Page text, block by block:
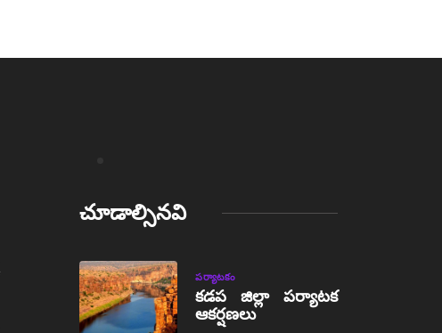
చూడాల్సినవి
పర్యాటకం
కడప జిల్లా పర్యాటక
ఆకర్షణలు